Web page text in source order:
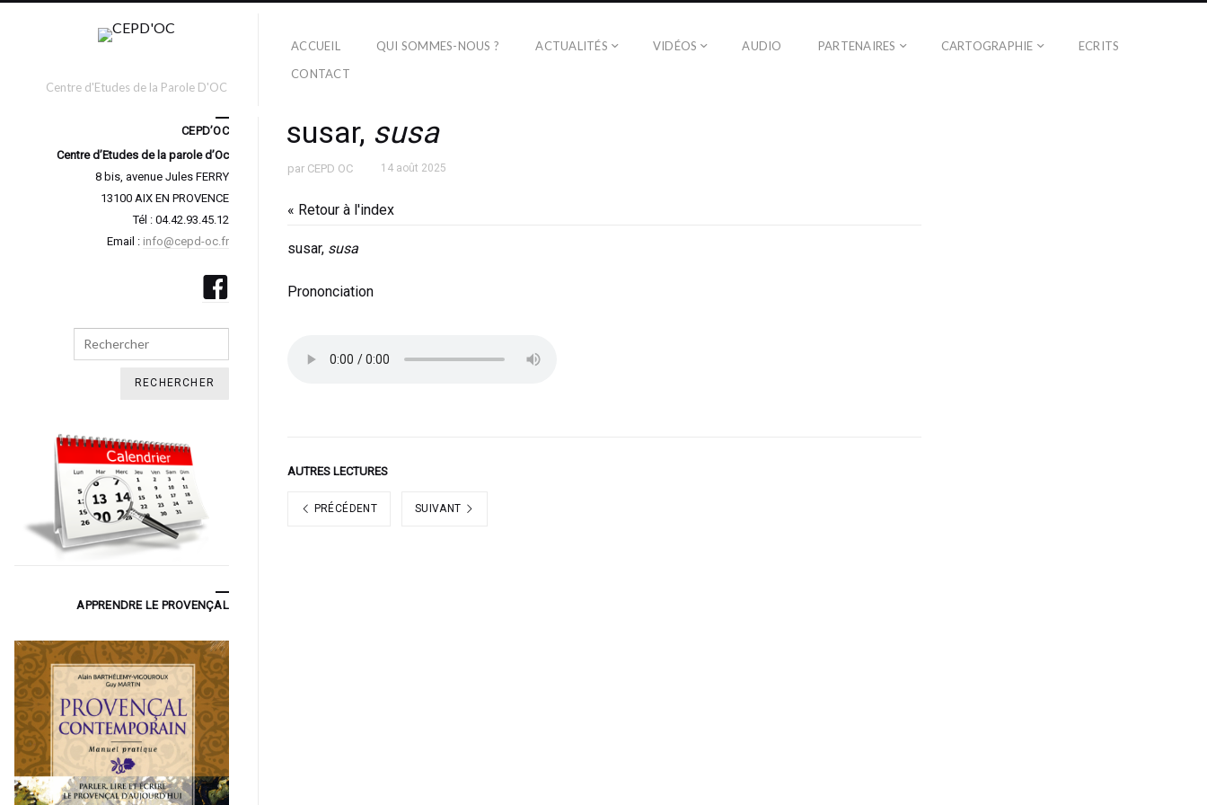
Centre d'Etudes de la Parole D'OC
ACCUEIL QUI SOMMES-NOUS ? ACTUALITÉS VIDÉOS AUDIO PARTENAIRES CARTOGRAPHIE
ECRITS
CONTACT
susar, susa
par CEPD OC 14 août 2025
« Retour à l'index
susar, susa
Prononciation
AUTRES LECTURES
PRÉCÉDENT SUIVANT
CEPD’OC
Centre d’Etudes de la parole d’Oc
8 bis, avenue Jules FERRY
13100 AIX EN PROVENCE
Tél : 04.42.93.45.12
Email : info@cepd-oc.fr
Search
APPRENDRE LE PROVENÇAL